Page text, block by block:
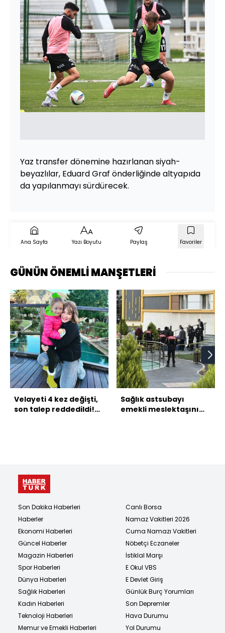
Yaz transfer dönemine hazırlanan siyah-
beyazlılar, Eduard Graf önderliğinde altyapıda
da yapılanmayı sürdürecek.
Ana Sayfa Yazı Boyutu Paylaş Favoriler
GÜNÜN ÖNEMLİ MANŞETLERİ
Velayeti 4 kez değişti,
son talep reddedildi!
Sağlık astsubayı
emekli meslektaşını
Son Dakika Haberleri
Haberler
Ekonomi Haberleri
Güncel Haberler
Magazin Haberleri
Spor Haberleri
Dünya Haberleri
Sağlık Haberleri
Kadın Haberleri
Teknoloji Haberleri
Memur ve Emekli Haberleri
Canlı Borsa
Namaz Vakitleri 2026
Cuma Namazı Vakitleri
Nöbetçi Eczaneler
İstiklal Marşı
E Okul VBS
E Devlet Giriş
Günlük Burç Yorumları
Son Depremler
Hava Durumu
Yol Durumu